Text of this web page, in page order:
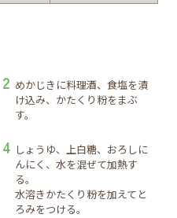
めかじきに料理酒、食塩を漬
け込み、かたくり粉をまぶ
す。
しょうゆ、上白糖、おろしに
んにく、水を混ぜて加熱す
る。
水溶きかたくり粉を加えてと
ろみをつける。